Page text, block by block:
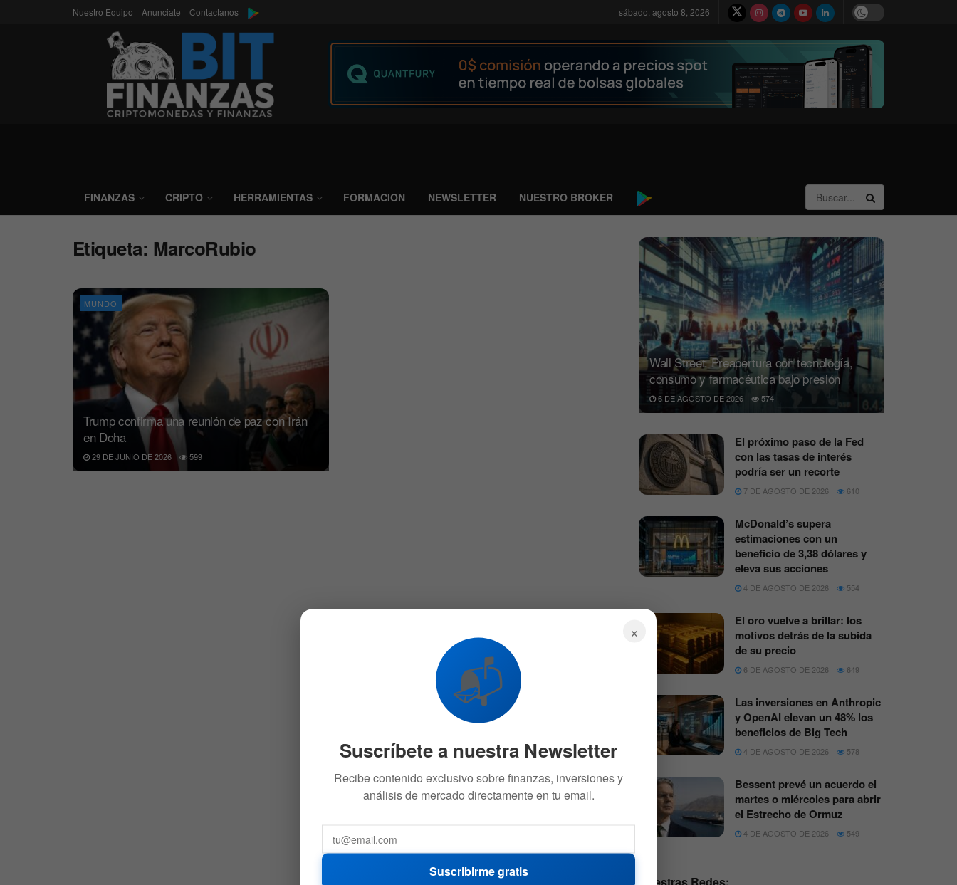
Nuestro Equipo Anunciate Contactanos sábado, agosto 8, 2026
FINANZAS CRIPTO HERRAMIENTAS FORMACION NEWSLETTER NUESTRO BROKER
Etiqueta: MarcoRubio
MUNDO
Trump confirma una reunión de paz con Irán
en Doha
29 DE JUNIO DE 2026 599
Wall Street: Preapertura con tecnología,
consumo y farmacéutica bajo presión
6 DE AGOSTO DE 2026 574
El próximo paso de la Fed
con las tasas de interés
podría ser un recorte
7 DE AGOSTO DE 2026 610
McDonald’s supera
estimaciones con un
beneficio de 3,38 dólares y
eleva sus acciones
4 DE AGOSTO DE 2026 554
El oro vuelve a brillar: los
motivos detrás de la subida
de su precio
6 DE AGOSTO DE 2026 649
Las inversiones en Anthropic
y OpenAI elevan un 48% los
beneficios de Big Tech
4 DE AGOSTO DE 2026 578
Bessent prevé un acuerdo el
martes o miércoles para abrir
el Estrecho de Ormuz
4 DE AGOSTO DE 2026 549
Nuestras Redes:
×
📬
Suscríbete a nuestra Newsletter
Recibe contenido exclusivo sobre finanzas, inversiones y
análisis de mercado directamente en tu email.
Suscribirme gratis